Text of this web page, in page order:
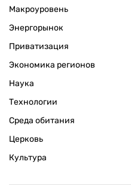
Макроуровень
Энергорынок
Приватизация
Экономика регионов
Наука
Технологии
Среда обитания
Церковь
Культура